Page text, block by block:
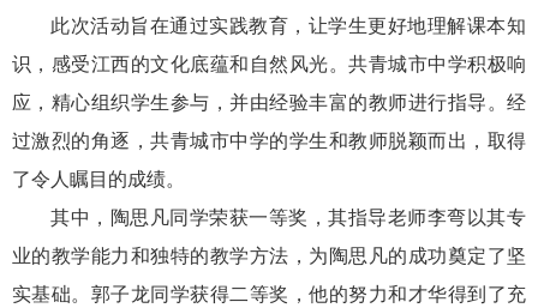
此次活动旨在通过实践教育，让学生更好地理解课本知
识，感受江西的文化底蕴和自然风光。共青城市中学积极响
应，精心组织学生参与，并由经验丰富的教师进行指导。经
过激烈的角逐，共青城市中学的学生和教师脱颖而出，取得
了令人瞩目的成绩。
其中，陶思凡同学荣获一等奖，其指导老师李弯以其专
业的教学能力和独特的教学方法，为陶思凡的成功奠定了坚
实基础。郭子龙同学获得二等奖，他的努力和才华得到了充